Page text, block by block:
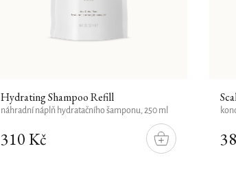
Hydrating Shampoo Refill
310 Kč
DO
KOŠÍKU
náhradní náplň hydratačního šamponu, 250 ml